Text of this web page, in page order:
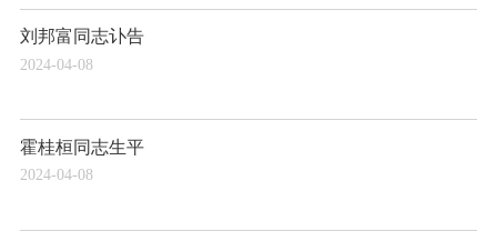
刘邦富同志讣告
2024-04-08
霍桂桓同志生平
2024-04-08